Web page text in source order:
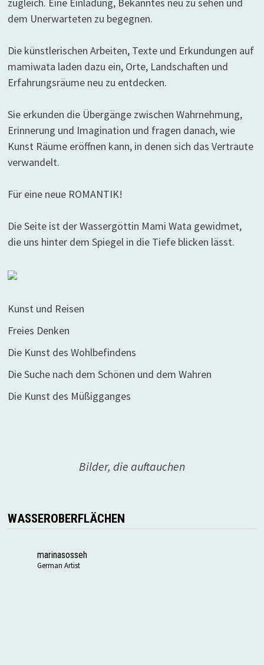
dem Unerwarteten zu begegnen.
Die künstlerischen Arbeiten, Texte und Erkundungen auf
mamiwata laden dazu ein, Orte, Landschaften und
Erfahrungsräume neu zu entdecken.
Sie erkunden die Übergänge zwischen Wahrnehmung,
Erinnerung und Imagination und fragen danach, wie
Kunst Räume eröffnen kann, in denen sich das Vertraute
verwandelt.
Für eine neue ROMANTIK!
Die Seite ist der Wassergöttin Mami Wata gewidmet,
die uns hinter dem Spiegel in die Tiefe blicken lässt.
Kunst und Reisen
Freies Denken
Die Kunst des Wohlbefindens
Die Suche nach dem Schönen und dem Wahren
Die Kunst des Müßigganges
Bilder, die auftauchen
WASSEROBERFLÄCHEN
marinasosseh
German Artist